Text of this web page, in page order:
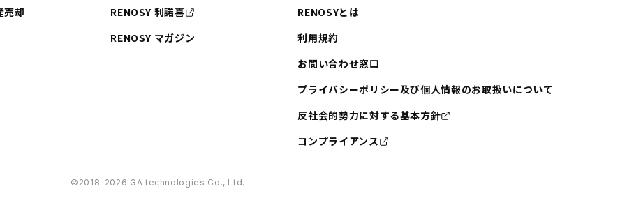
売却
RENOSY 利諾喜
RENOSY マガジン
RENOSYとは
利用規約
お問い合わせ窓口
プライバシーポリシー及び個人情報のお取扱いについて
反社会的勢力に対する基本方針
コンプライアンス
©︎2018-2026 GA technologies Co., Ltd.